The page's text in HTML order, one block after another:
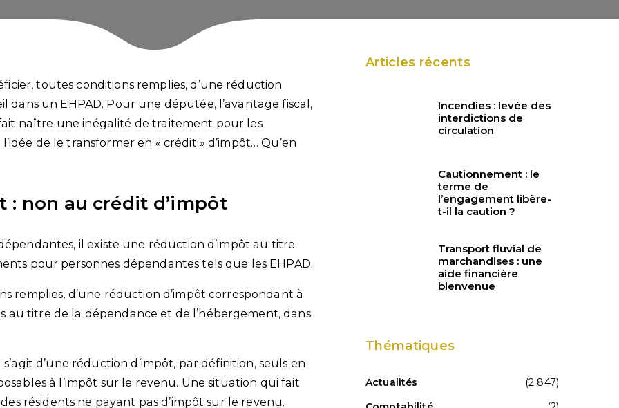
toutes conditions remplies, d’une réduction
dans un EHPAD. Pour une députée, l’avantage fiscal,
naître une inégalité de traitement pour les
de le transformer en « crédit » d’impôt… Qu’en
: non au crédit d’impôt
il existe une réduction d’impôt au titre
pour personnes dépendantes tels que les EHPAD.
remplies, d’une réduction d’impôt correspondant à
au titre de la dépendance et de l’hébergement, dans
d’une réduction d’impôt, par définition, seuls en
à l’impôt sur le revenu. Une situation qui fait
résidents ne payant pas d’impôt sur le revenu.
Articles récents
Incendies : levée des
interdictions de
circulation
Cautionnement : le
terme de
l’engagement libère-
t-il la caution ?
Transport fluvial de
marchandises : une
aide financière
bienvenue
Thématiques
Actualités
(2 847)